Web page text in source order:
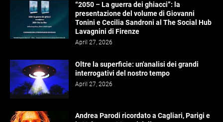
“2050 – La guerra dei ghiacci”: la
presentazione del volume di Giovanni
Tonini e Cecilia Sandroni al The Social Hub
Lavagnini di Firenze
April 27, 2026
Oltre la superficie: un'analisi dei grandi
interrogativi del nostro tempo
April 27, 2026
Andrea Parodi ricordato a Cagliari, Parigi e